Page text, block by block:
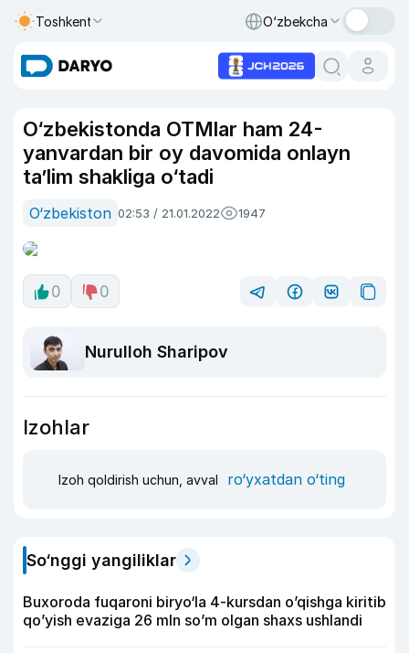
Toshkent O‘zbekcha
O‘zbekistonda OTMlar ham 24-
yanvardan bir oy davomida onlayn
ta’lim shakliga o‘tadi
O‘zbekiston 02:53 / 21.01.2022 1947
0 0
Nurulloh Sharipov
Izohlar
Izoh qoldirish uchun, avval ro‘yxatdan o‘ting
So‘nggi yangiliklar
Buxoroda fuqaroni biryo‘la 4-kursdan o’qishga kiritib
qo’yish evaziga 26 mln so’m olgan shaxs ushlandi